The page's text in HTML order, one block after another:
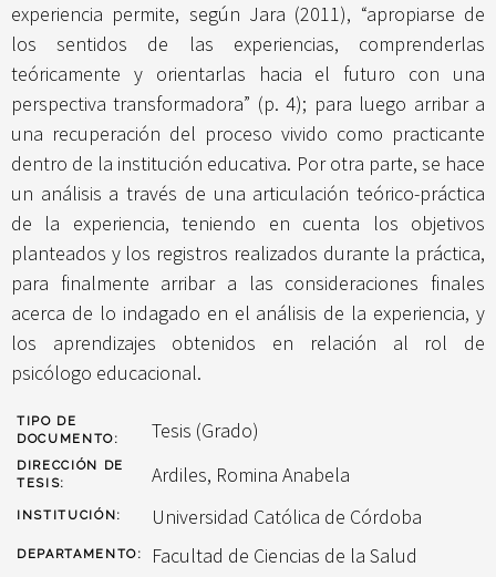
experiencia permite, según Jara (2011), “apropiarse de
los sentidos de las experiencias, comprenderlas
teóricamente y orientarlas hacia el futuro con una
perspectiva transformadora” (p. 4); para luego arribar a
una recuperación del proceso vivido como practicante
dentro de la institución educativa. Por otra parte, se hace
un análisis a través de una articulación teórico-práctica
de la experiencia, teniendo en cuenta los objetivos
planteados y los registros realizados durante la práctica,
para finalmente arribar a las consideraciones finales
acerca de lo indagado en el análisis de la experiencia, y
los aprendizajes obtenidos en relación al rol de
psicólogo educacional.
TIPO DE
DOCUMENTO:
Tesis (Grado)
DIRECCIÓN DE
TESIS:
Ardiles, Romina Anabela
INSTITUCIÓN: Universidad Católica de Córdoba
DEPARTAMENTO: Facultad de Ciencias de la Salud